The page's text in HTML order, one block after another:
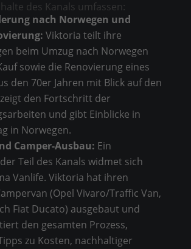
des Kanals umfassen:
nach Norwegen und
Viktoria teilt ihre
beim Umzug nach Norwegen
sowie die Renovierung eines
den 70er Jahren mit Blick auf den
den Fortschritt der
und gibt Einblicke in
in Norwegen.
Camper-Ausbau: Ein
Teil des Kanals widmet sich
Vanlife. Viktoria hat ihren
(Opel Vivaro/Traffic Van,
Fiat Ducato) ausgebaut und
den gesamten Prozess,
zu Kosten, nachhaltiger